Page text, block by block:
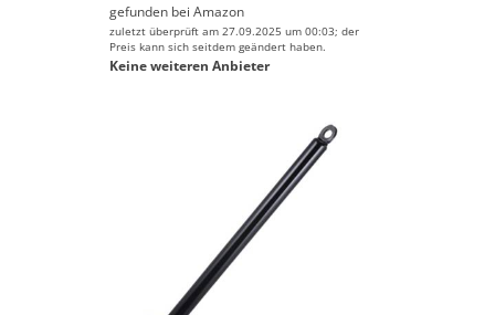
gefunden bei Amazon
zuletzt überprüft am 27.09.2025 um 00:03; der
Preis kann sich seitdem geändert haben.
Keine weiteren Anbieter